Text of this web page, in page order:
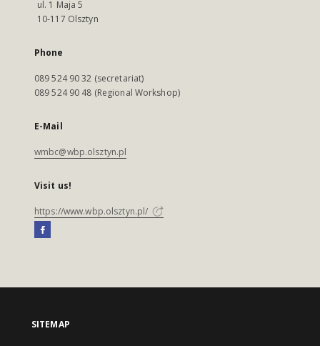
ul. 1 Maja 5
10-117 Olsztyn
Phone
089 524 90 32 (secretariat)
089 524 90 48 (Regional Workshop)
E-Mail
wmbc@wbp.olsztyn.pl
Visit us!
https://www.wbp.olsztyn.pl/
SITEMAP